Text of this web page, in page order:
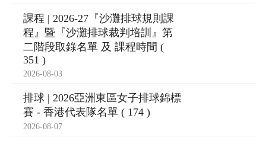
課程 | 2026-27『沙灘排球規則課
程』暨『沙灘排球裁判培訓』第
二階段取錄名單 及 課程時間 (
351 )
2026-08-03
排球 | 2026亞洲東區女子排球錦標
賽 - 香港代表隊名單 ( 174 )
2026-08-07